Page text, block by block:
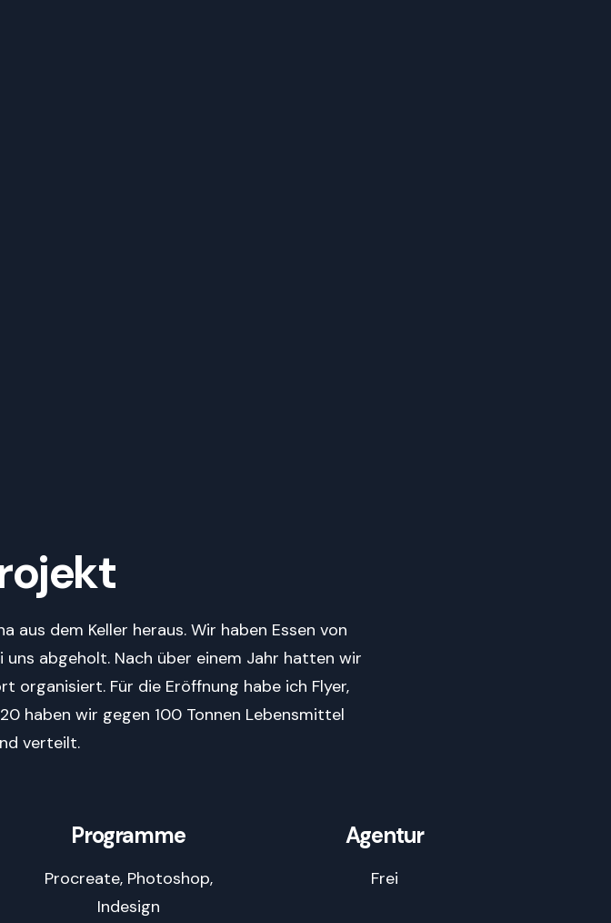
dem Keller heraus. Wir haben Essen von
abgeholt. Nach über einem Jahr hatten wir
organisiert. Für die Eröffnung habe ich Flyer,
haben wir gegen 100 Tonnen Lebensmittel
verteilt.
Programme
Procreate, Photoshop,
Indesign
Agentur
Frei